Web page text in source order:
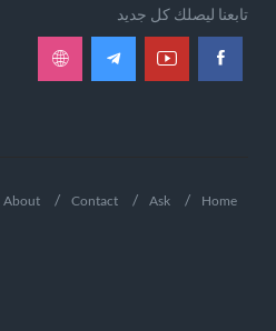
تابعنا ليصلك كل جديد
Home
Ask
Contact
About